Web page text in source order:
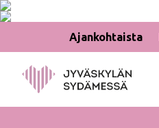
Ajankohtaista
sisältöön